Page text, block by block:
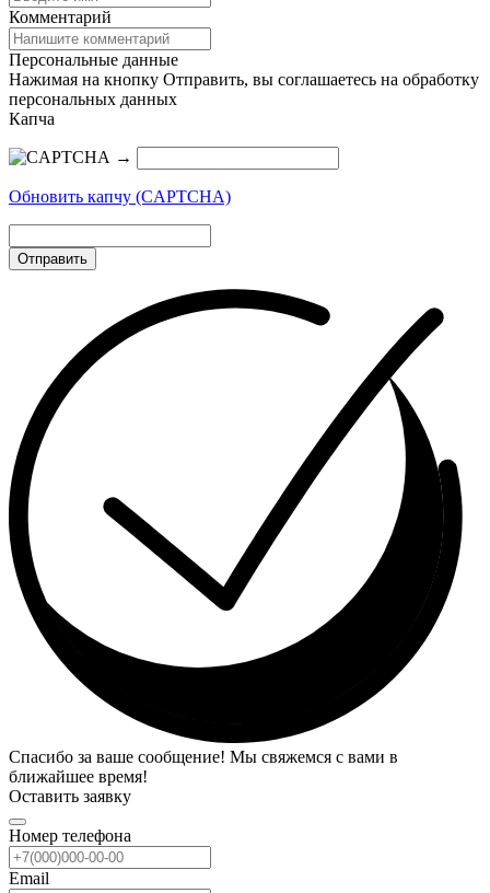
Комментарий
Персональные данные
Нажимая на кнопку Отправить, вы соглашаетесь на обработку
персональных данных
Капча
→
Обновить капчу (CAPTCHA)
Отправить
Спасибо за ваше сообщение! Мы свяжемся с вами в
ближайшее время!
Оставить заявку
Номер телефона
Email